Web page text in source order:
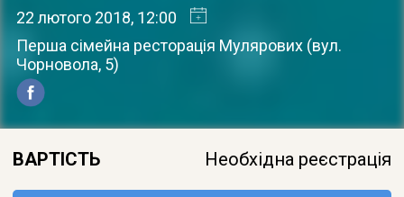
22 лютого 2018, 12:00
Перша сімейна ресторація Мулярових (вул.
Чорновола, 5)
ВАРТІСТЬ Необхідна реєстрація